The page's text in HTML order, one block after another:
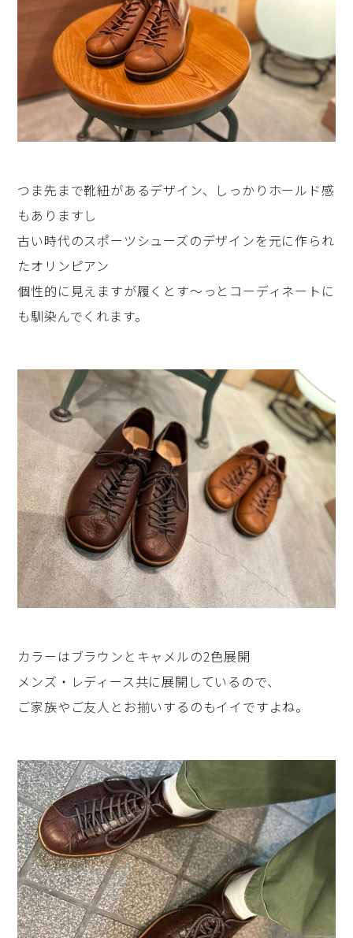
つま先まで靴紐があるデザイン、しっかりホールド感
もありますし
古い時代のスポーツシューズのデザインを元に作られ
たオリンピアン
個性的に見えますが履くとす～っとコーディネートに
も馴染んでくれます。
カラーはブラウンとキャメルの2色展開
メンズ・レディース共に展開しているので、
ご家族やご友人とお揃いするのもイイですよね。